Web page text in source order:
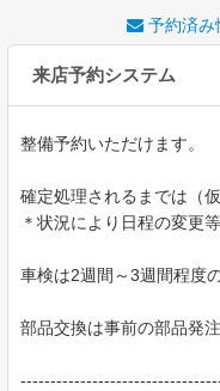
予約済み
来店予約システム
整備予約いただけます。
確定処理されるまでは（
＊状況により日程の変更
車検は2週間～3週間程度
部品交換は事前の部品発